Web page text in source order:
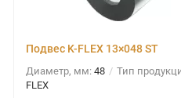
Подвес K-FLEX 13×048 ST
Диаметр, мм: 48 Тип
FLEX